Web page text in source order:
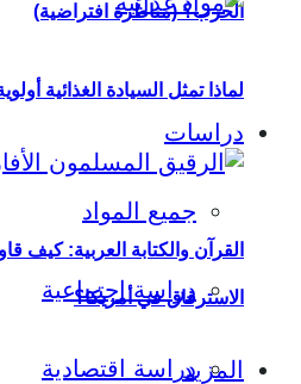
الحرب؟ (مناظرة افتراضية)
دراسات
جميع المواد
دراسة اجتماعية
دراسة اقتصادية
لماذا تمثل السيادة الغذائية
القرآن والكتابة العربية: كيف
الاسترقاق في أمريكا؟
المزيد